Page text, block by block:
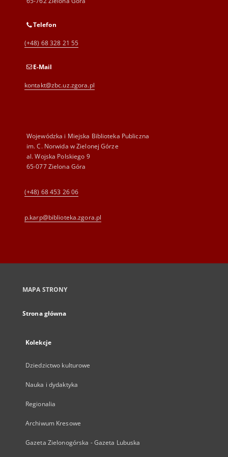
Telefon
(+48) 68 328 21 55
E-Mail
kontakt@zbc.uz.zgora.pl
Wojewódzka i Miejska Biblioteka Publiczna
im. C. Norwida w Zielonej Górze
al. Wojska Polskiego 9
65-077 Zielona Góra
(+48) 68 453 26 06
p.karp@biblioteka.zgora.pl
MAPA STRONY
Strona główna
Kolekcje
Dziedzictwo kulturowe
Nauka i dydaktyka
Regionalia
Archiwum Kresowe
Gazeta Zielonogórska - Gazeta Lubuska